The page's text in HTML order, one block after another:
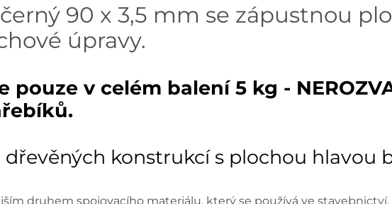
Nové Město
7 dnů
90 x 3,5 mm se zápustnou
úpravy.
pouze v celém balení 5 kg -
konstrukcí s plochou hlavou
druhem spojovacího materiálu, který se používá ve